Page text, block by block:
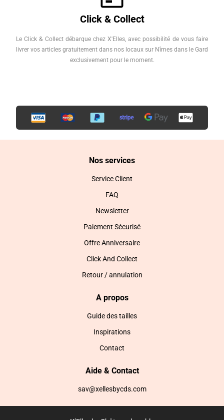
Click & Collect
Le Click & Collect débarque chez X'Elles, avec possibilité de vous faire
livrer vos articles gratuitement dans nos locaux sur Nîmes dans le Gard
exclusivement pour le moment.
Nos services
Service Client
FAQ
Newsletter
Paiement Sécurisé
Offre Anniversaire
Click And Collect
Retour / annulation
A propos
Guide des tailles
Inspirations
Contact
Aide & Contact
sav@xellesbycds.com